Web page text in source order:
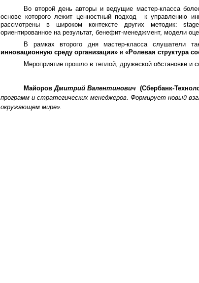
Во второй день авторы и ведущие мастер-класса
основе которого лежит ценностный подход к управлению
рассмотрены в широком контексте других методик:
ориентированное на результат, бенефит-менеджмент, модели
В рамках второго дня мастер-класса слушатели
инновационную среду организации» и «Ролевая структура
Мероприятие прошло в теплой, дружеской обстановке
МайоровДмитрий Валентинович (Сбербанк-
программ и стратегических менеджеров. Формирует новый
окружающем мире».